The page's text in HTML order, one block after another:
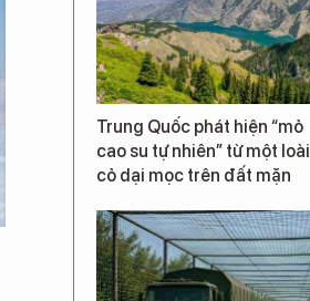
Trung Quốc phát hiện “mỏ
cao su tự nhiên” từ một loài
cỏ dại mọc trên đất mặn